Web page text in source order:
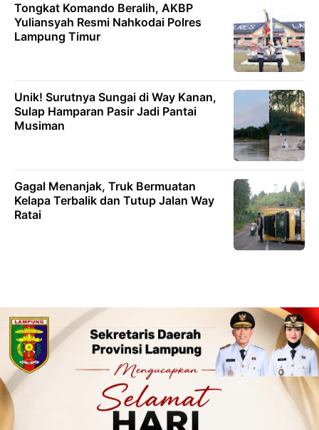
Tongkat Komando Beralih, AKBP
Yuliansyah Resmi Nahkodai Polres
Lampung Timur
Unik! Surutnya Sungai di Way Kanan,
Sulap Hamparan Pasir Jadi Pantai
Musiman
Gagal Menanjak, Truk Bermuatan
Kelapa Terbalik dan Tutup Jalan Way
Ratai